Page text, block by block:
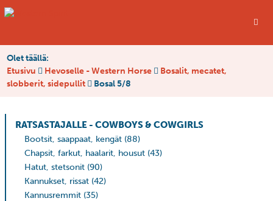
Olet täällä:
Etusivu
Hevoselle - Western Horse
Bosalit, mecatet,
slobberit, sidepullit
Bosal 5/8
RATSASTAJALLE - COWBOYS & COWGIRLS
Bootsit, saappaat, kengät (88)
Chapsit, farkut, haalarit, housut (43)
Hatut, stetsonit (90)
Kannukset, rissat (42)
Kannusremmit (35)